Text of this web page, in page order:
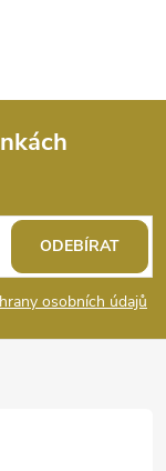
osobních údajů
ODEBÍRAT